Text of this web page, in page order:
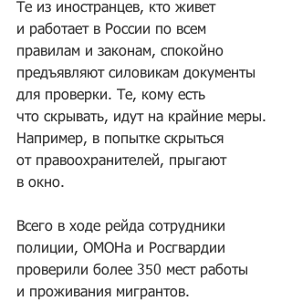
Те из иностранцев, кто живет
и работает в России по всем
правилам и законам, спокойно
предъявляют силовикам документы
для проверки. Те, кому есть
что скрывать, идут на крайние меры.
Например, в попытке скрыться
от правоохранителей, прыгают
в окно.
Всего в ходе рейда сотрудники
полиции, ОМОНа и Росгвардии
проверили более 350 мест работы
и проживания мигрантов.